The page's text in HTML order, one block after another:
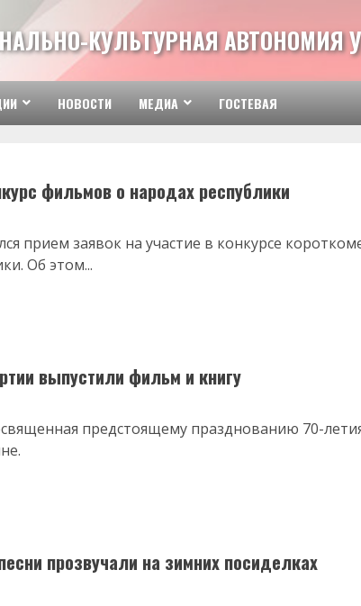
КУЛЬТУРНАЯ АВТОНОМИЯ
НОВОСТИ МЕДИА ГОСТЕВАЯ
фильмов о народах республики
прием заявок на участие в конкурсе
Об этом...
выпустили фильм и книгу
предстоящему празднованию 70-
прозвучали на зимних посиделках